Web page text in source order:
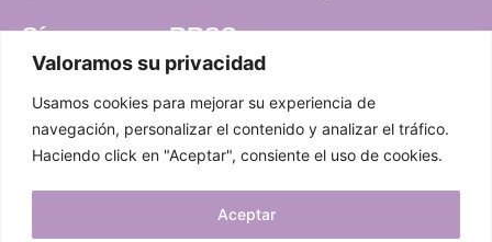
Valoramos su privacidad
Usamos cookies para mejorar su experiencia de
navegación, personalizar el contenido y analizar el tráfico.
Haciendo click en "Aceptar", consiente el uso de cookies.
Aceptar
Síguenos en RRSS
Facebook